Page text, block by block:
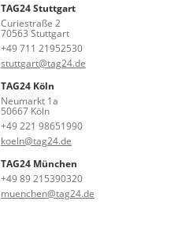
TAG24 Stuttgart
Curiestraße 2
70563 Stuttgart
+49 711 21952530
stuttgart@tag24.de
TAG24 Köln
Neumarkt 1a
50667 Köln
+49 221 98651990
koeln@tag24.de
TAG24 München
+49 89 215390320
muenchen@tag24.de